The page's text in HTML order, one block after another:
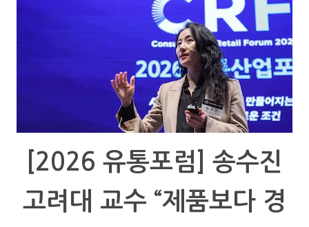
[2026 유통포럼] 송수진
고려대 교수 “제품보다 경